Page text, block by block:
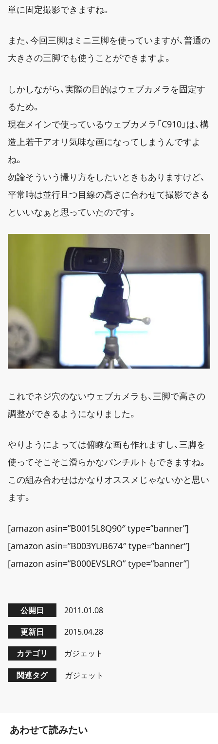
単に固定撮影できますね。
また、今回三脚はミニ三脚を使っていますが、普通の
大きさの三脚でも使うことができますよ。
しかしながら、実際の目的はウェブカメラを固定す
るため。
現在メインで使っているウェブカメラ「C910」は、構
造上若干アオリ気味な画になってしまうんですよ
ね。
勿論そういう撮り方をしたいときもありますけど、
平常時は並行且つ目線の高さに合わせて撮影できる
といいなぁと思っていたのです。
これでネジ穴のないウェブカメラも、三脚で高さの
調整ができるようになりました。
やりようによっては俯瞰な画も作れますし、三脚を
使ってそこそこ滑らかなパンチルトもできますね。
この組み合わせはかなりオススメじゃないかと思い
ます。
[amazon asin=”B0015L8Q90″ type=”banner”]
[amazon asin=”B003YUB674″ type=”banner”]
[amazon asin=”B000EVSLRO” type=”banner”]
公開日 2011.01.08
更新日 2015.04.28
カテゴリ ガジェット
関連タグ ガジェット
あわせて読みたい